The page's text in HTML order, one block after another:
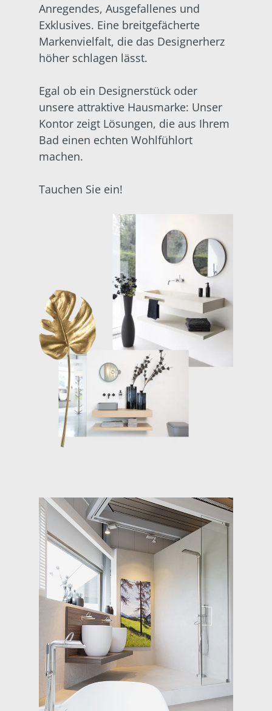
Anregendes, Ausgefallenes und
Exklusives. Eine breitgefächerte
Markenvielfalt, die das Designerherz
höher schlagen lässt.
Egal ob ein Designerstück oder
unsere attraktive Hausmarke: Unser
Kontor zeigt Lösungen, die aus Ihrem
Bad einen echten Wohlfühlort
machen.
Tauchen Sie ein!